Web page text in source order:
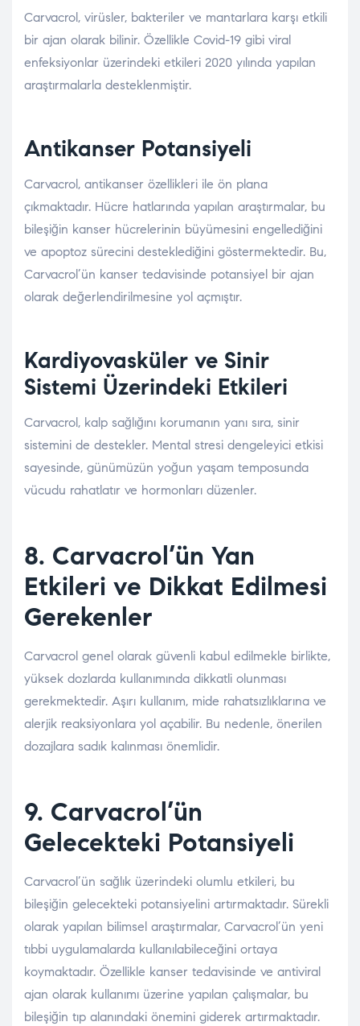
Carvacrol, virüsler, bakteriler ve mantarlara karşı etkili
bir ajan olarak bilinir. Özellikle Covid-19 gibi viral
enfeksiyonlar üzerindeki etkileri 2020 yılında yapılan
araştırmalarla desteklenmiştir.
Antikanser Potansiyeli
Carvacrol, antikanser özellikleri ile ön plana
çıkmaktadır. Hücre hatlarında yapılan araştırmalar, bu
bileşiğin kanser hücrelerinin büyümesini engellediğini
ve apoptoz sürecini desteklediğini göstermektedir. Bu,
Carvacrol’ün kanser tedavisinde potansiyel bir ajan
olarak değerlendirilmesine yol açmıştır.
Kardiyovasküler ve Sinir
Sistemi Üzerindeki Etkileri
Carvacrol, kalp sağlığını korumanın yanı sıra, sinir
sistemini de destekler. Mental stresi dengeleyici etkisi
sayesinde, günümüzün yoğun yaşam temposunda
vücudu rahatlatır ve hormonları düzenler.
8. Carvacrol’ün Yan
Etkileri ve Dikkat Edilmesi
Gerekenler
Carvacrol genel olarak güvenli kabul edilmekle birlikte,
yüksek dozlarda kullanımında dikkatli olunması
gerekmektedir. Aşırı kullanım, mide rahatsızlıklarına ve
alerjik reaksiyonlara yol açabilir. Bu nedenle, önerilen
dozajlara sadık kalınması önemlidir.
9. Carvacrol’ün
Gelecekteki Potansiyeli
Carvacrol’ün sağlık üzerindeki olumlu etkileri, bu
bileşiğin gelecekteki potansiyelini artırmaktadır. Sürekli
olarak yapılan bilimsel araştırmalar, Carvacrol’ün yeni
tıbbi uygulamalarda kullanılabileceğini ortaya
koymaktadır. Özellikle kanser tedavisinde ve antiviral
ajan olarak kullanımı üzerine yapılan çalışmalar, bu
bileşiğin tıp alanındaki önemini giderek artırmaktadır.